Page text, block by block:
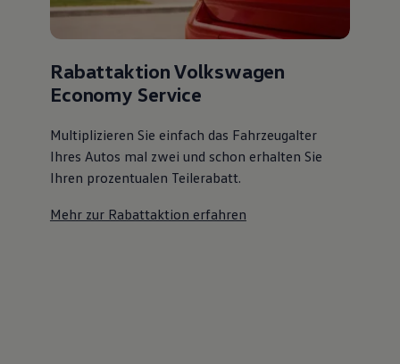
Rabattaktion Volkswagen
Economy Service
Multiplizieren Sie einfach das Fahrzeugalter
Ihres Autos mal zwei und schon erhalten Sie
Ihren prozentualen Teilerabatt.
Mehr zur Rabattaktion erfahren